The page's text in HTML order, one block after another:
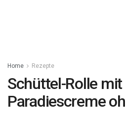
Home Rezepte
Schüttel-Rolle mit
Paradiescreme